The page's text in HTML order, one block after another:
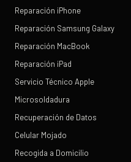
Reparación iPhone
Reparación Samsung Galaxy
Reparación MacBook
Reparación iPad
Servicio Técnico Apple
Microsoldadura
Recuperación de Datos
Celular Mojado
Recogida a Domicilio